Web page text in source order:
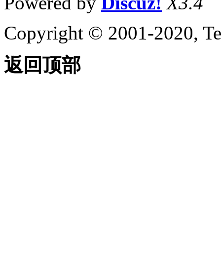
Copyright © 2001-2020,
返回顶部